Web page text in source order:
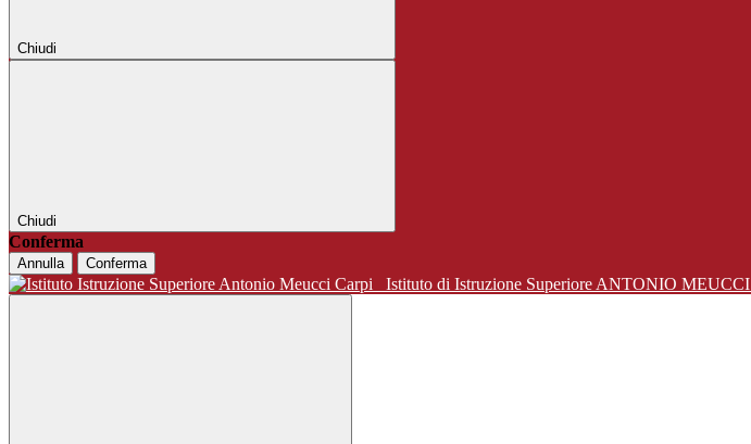
Chiudi
Chiudi
Conferma
Annulla Conferma
Istituto di Istruzione Superiore ANTONIO MEUCCI